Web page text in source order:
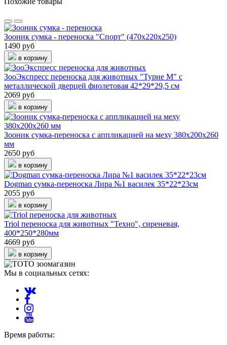
Зооник сумка - переноска "Спорт" (470х220х250)
1490 руб
в корзину
ЗооЭкспресс переноска для животных "Турне М" с
металлической дверцей фиолетовая 42*29*29,5 см
2069 руб
в корзину
Зооник сумка-переноска с аппликацией на меху 380х200х260
мм
2650 руб
в корзину
Dogman сумка-переноска Лира №1 василек 35*22*23см
2055 руб
в корзину
Triol переноска для животных "Техно", сиреневая,
400*250*280мм
4669 руб
в корзину
Мы в социальных сетях:
Время работы: